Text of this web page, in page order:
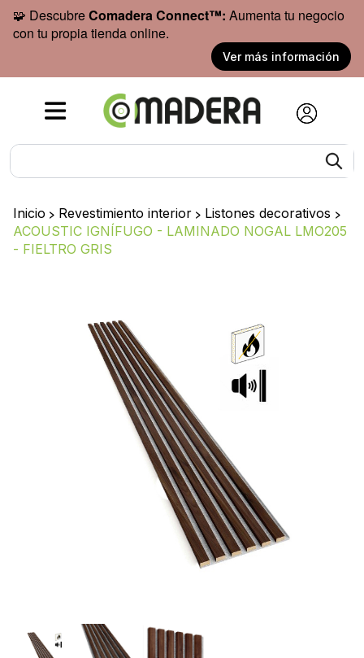
🧩 DescubreComadera Connect™: Aumenta tu negocio
con tu propia tienda online.
Ver más información
Inicio > Revestimiento interior > Listones decorativos >
ACOUSTIC IGNÍFUGO - LAMINADO NOGAL LMO205
- FIELTRO GRIS